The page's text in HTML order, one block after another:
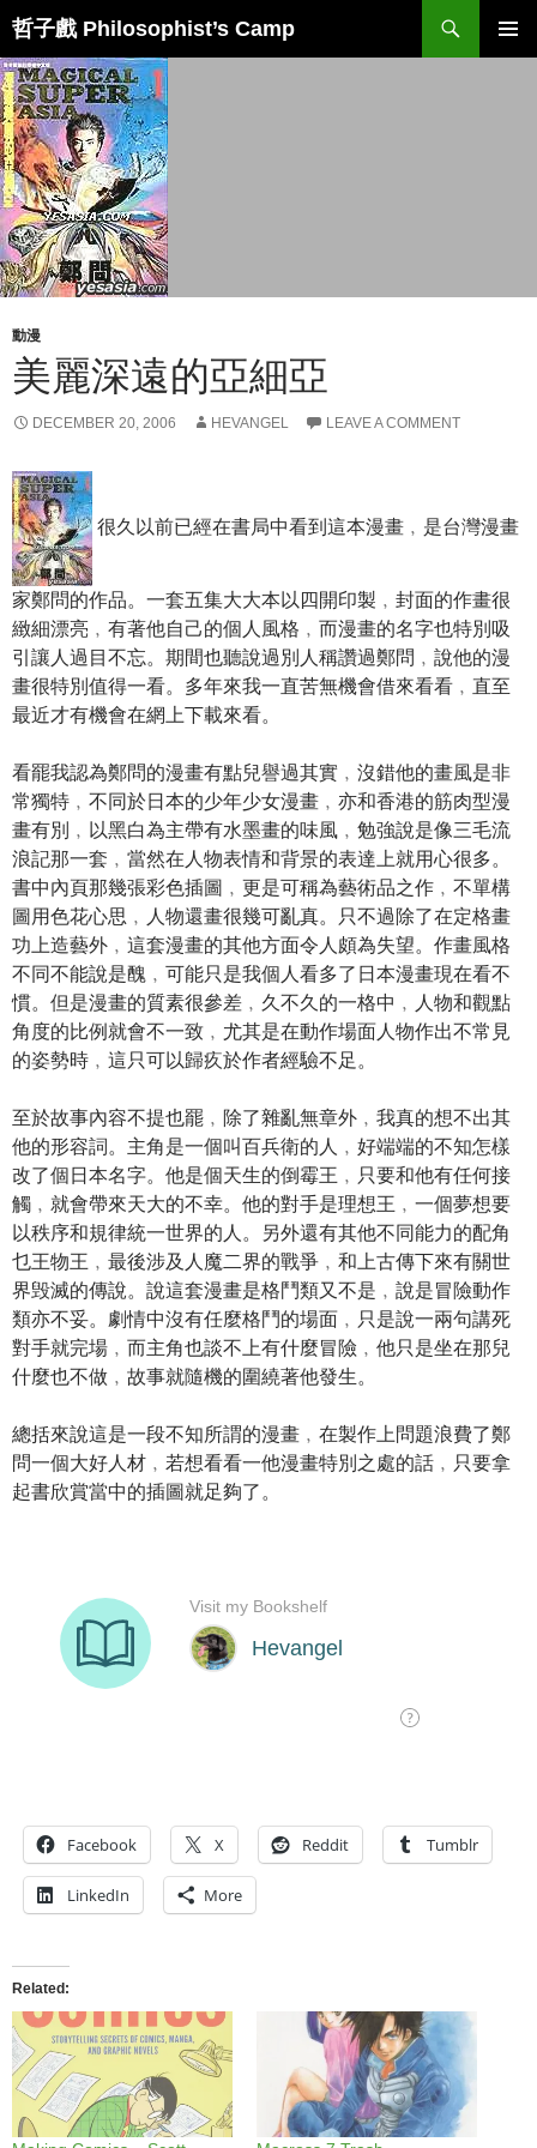
Skip
content
哲子戲 Philosophist’s Camp
Search
動漫
美麗深遠的亞細亞
DECEMBER 20, 2006 HEVANGEL LEAVE A COMMENT
很久以前已經在書局中看到這本漫畫﹐是台灣漫畫
家鄭問的作品。一套五集大大本以四開印製﹐封面的作畫很
緻細漂亮﹐有著他自己的個人風格﹐而漫畫的名字也特別吸
引讓人過目不忘。期間也聽說過別人稱讚過鄭問﹐說他的漫
畫很特別值得一看。多年來我一直苦無機會借來看看﹐直至
最近才有機會在網上下載來看。
看罷我認為鄭問的漫畫有點兒譽過其實﹐沒錯他的畫風是非
常獨特﹐不同於日本的少年少女漫畫﹐亦和香港的筋肉型漫
畫有別﹐以黑白為主帶有水墨畫的味風﹐勉強說是像三毛流
浪記那一套﹐當然在人物表情和背景的表達上就用心很多。
書中內頁那幾張彩色插圖﹐更是可稱為藝術品之作﹐不單構
圖用色花心思﹐人物還畫很幾可亂真。只不過除了在定格畫
功上造藝外﹐這套漫畫的其他方面令人頗為失望。作畫風格
不同不能說是醜﹐可能只是我個人看多了日本漫畫現在看不
慣。但是漫畫的質素很參差﹐久不久的一格中﹐人物和觀點
角度的比例就會不一致﹐尤其是在動作場面人物作出不常見
的姿勢時﹐這只可以歸疚於作者經驗不足。
至於故事內容不提也罷﹐除了雜亂無章外﹐我真的想不出其
他的形容詞。主角是一個叫百兵衛的人﹐好端端的不知怎樣
改了個日本名字。他是個天生的倒霉王﹐只要和他有任何接
觸﹐就會帶來天大的不幸。他的對手是理想王﹐一個夢想要
以秩序和規律統一世界的人。另外還有其他不同能力的配角
乜王物王﹐最後涉及人魔二界的戰爭﹐和上古傳下來有關世
界毁滅的傳說。說這套漫畫是格鬥類又不是﹐說是冒險動作
類亦不妥。劇情中沒有任麼格鬥的場面﹐只是說一兩句講死
對手就完場﹐而主角也談不上有什麼冒險﹐他只是坐在那兒
什麼也不做﹐故事就隨機的圍繞著他發生。
總括來說這是一段不知所謂的漫畫﹐在製作上問題浪費了鄭
問一個大好人材﹐若想看看一他漫畫特別之處的話﹐只要拿
起書欣賞當中的插圖就足夠了。
Facebook X Reddit Tumblr
LinkedIn More
Related